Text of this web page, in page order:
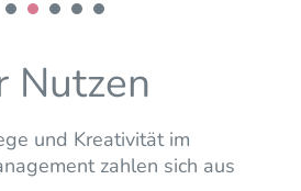
Nutzen
und Kreativität im